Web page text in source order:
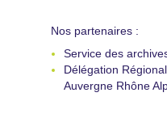
Nos partenaires :
Service des
Délégation
Auvergne Rhône